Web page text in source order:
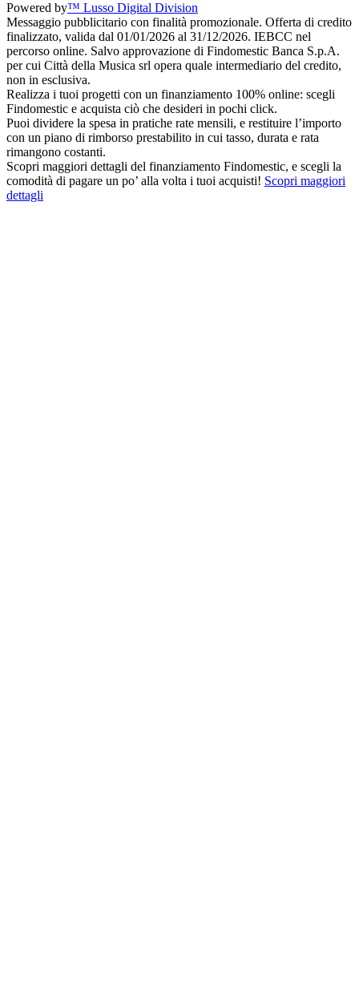
Powered by™ Lusso Digital Division
Messaggio pubblicitario con finalità promozionale. Offerta di credito
finalizzato, valida dal 01/01/2026 al 31/12/2026. IEBCC nel
percorso online. Salvo approvazione di Findomestic Banca S.p.A.
per cui Città della Musica srl opera quale intermediario del credito,
non in esclusiva.
Realizza i tuoi progetti con un finanziamento 100% online: scegli
Findomestic e acquista ciò che desideri in pochi click.
Puoi dividere la spesa in pratiche rate mensili, e restituire l’importo
con un piano di rimborso prestabilito in cui tasso, durata e rata
rimangono costanti.
Scopri maggiori dettagli del finanziamento Findomestic, e scegli la
comodità di pagare un po’ alla volta i tuoi acquisti! Scopri maggiori
dettagli